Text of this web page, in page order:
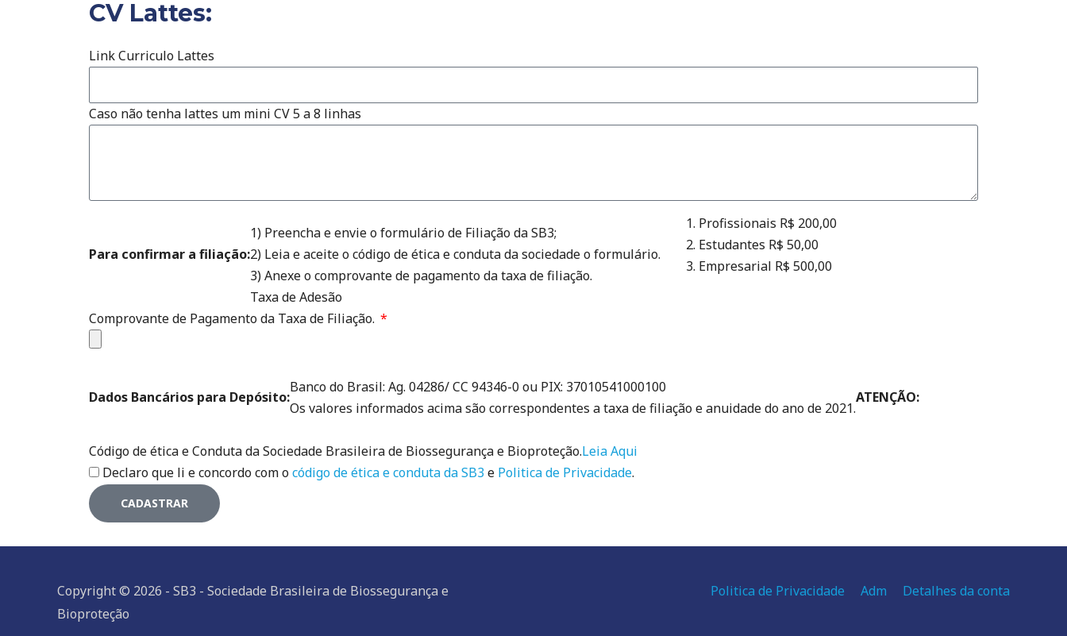
CV Lattes:
Link Curriculo Lattes
Caso não tenha lattes um mini CV 5 a 8 linhas
Para confirmar a filiação:
1) Preencha e envie o formulário de Filiação da SB3;
2) Leia e aceite o código de ética e conduta da sociedade o formulário.
3) Anexe o comprovante de pagamento da taxa de filiação.
Taxa de Adesão
Profissionais R$ 200,00
Estudantes R$ 50,00
Empresarial R$ 500,00
Comprovante de Pagamento da Taxa de Filiação.
Dados Bancários para Depósito:
Banco do Brasil: Ag. 04286/ CC 94346-0 ou PIX: 37010541000100
Os valores informados acima são correspondentes a taxa de filiação e anuidade do ano de 2021.
ATENÇÃO:
Código de ética e Conduta da Sociedade Brasileira de Biossegurança e Bioproteção.Leia Aqui
Declaro que li e concordo com ocódigo de ética e conduta da SB3 e Politica de Privacidade.
CADASTRAR
Copyright © 2026 - SB3 - Sociedade Brasileira de Biossegurança e
Bioproteção
Politica de Privacidade Adm Detalhes da conta